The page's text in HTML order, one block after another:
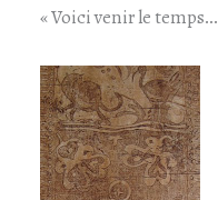
« Voici venir le temps…